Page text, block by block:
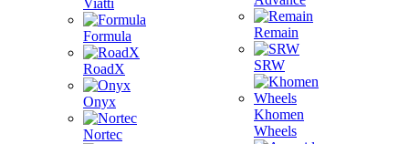
Viatti
Formula
RoadX
Onyx
Nortec
Remain
SRW
Khomen
Wheels